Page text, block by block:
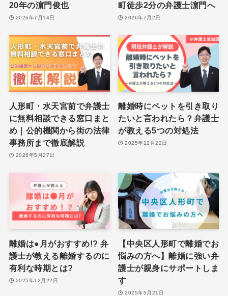
20年の濵門俊也
2026年7月14日
町徒歩2分の弁護士濵門へ
2026年7月2日
人形町・水天宮前で弁護士
に無料相談できる窓口まと
め｜公的機関から街の法律
事務所まで徹底解説
2026年5月27日
離婚時にペットを引き取り
たいと言われたら？弁護士
が教える5つの対処法
2025年12月22日
離婚は●月がおすすめ!? 弁
護士が教える離婚するのに
有利な時期とは?
2025年12月22日
【中央区人形町で離婚でお
悩みの方へ】離婚に強い弁
護士が親身にサポートしま
す
2025年5月21日